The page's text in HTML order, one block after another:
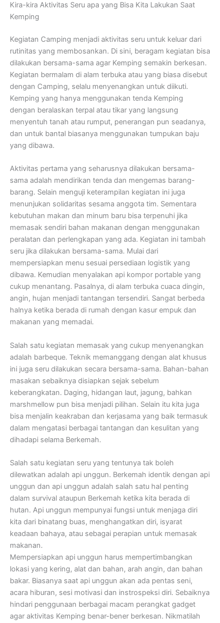
Kira-kira Aktivitas Seru apa yang Bisa Kita Lakukan Saat
Kemping
Kegiatan Camping menjadi aktivitas seru untuk keluar dari
rutinitas yang membosankan. Di sini, beragam kegiatan bisa
dilakukan bersama-sama agar Kemping semakin berkesan.
Kegiatan bermalam di alam terbuka atau yang biasa disebut
dengan Camping, selalu menyenangkan untuk diikuti.
Kemping yang hanya menggunakan tenda Kemping
dengan beralaskan terpal atau tikar yang langsung
menyentuh tanah atau rumput, penerangan pun seadanya,
dan untuk bantal biasanya menggunakan tumpukan baju
yang dibawa.
Aktivitas pertama yang seharusnya dilakukan bersama-
sama adalah mendirikan tenda dan mengemas barang-
barang. Selain menguji keterampilan kegiatan ini juga
menunjukan solidaritas sesama anggota tim. Sementara
kebutuhan makan dan minum baru bisa terpenuhi jika
memasak sendiri bahan makanan dengan menggunakan
peralatan dan perlengkapan yang ada. Kegiatan ini tambah
seru jika dilakukan bersama-sama. Mulai dari
mempersiapkan menu sesuai persediaan logistik yang
dibawa. Kemudian menyalakan api kompor portable yang
cukup menantang. Pasalnya, di alam terbuka cuaca dingin,
angin, hujan menjadi tantangan tersendiri. Sangat berbeda
halnya ketika berada di rumah dengan kasur empuk dan
makanan yang memadai.
Salah satu kegiatan memasak yang cukup menyenangkan
adalah barbeque. Teknik memanggang dengan alat khusus
ini juga seru dilakukan secara bersama-sama. Bahan-bahan
masakan sebaiknya disiapkan sejak sebelum
keberangkatan. Daging, hidangan laut, jagung, bahkan
marshmellow pun bisa menjadi pilihan. Selain itu kita juga
bisa menjalin keakraban dan kerjasama yang baik termasuk
dalam mengatasi berbagai tantangan dan kesulitan yang
dihadapi selama Berkemah.
Salah satu kegiatan seru yang tentunya tak boleh
dilewatkan adalah api unggun. Berkemah identik dengan api
unggun dan api unggun adalah salah satu hal penting
dalam survival ataupun Berkemah ketika kita berada di
hutan. Api unggun mempunyai fungsi untuk menjaga diri
kita dari binatang buas, menghangatkan diri, isyarat
keadaan bahaya, atau sebagai perapian untuk memasak
makanan.
Mempersiapkan api unggun harus mempertimbangkan
lokasi yang kering, alat dan bahan, arah angin, dan bahan
bakar. Biasanya saat api unggun akan ada pentas seni,
acara hiburan, sesi motivasi dan instrospeksi diri. Sebaiknya
hindari penggunaan berbagai macam perangkat gadget
agar aktivitas Kemping benar-bener berkesan. Nikmatilah